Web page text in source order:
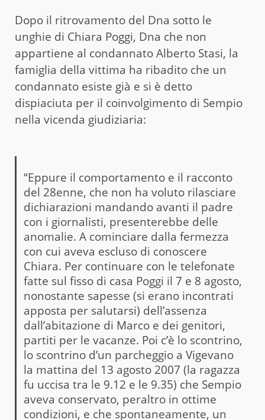
Dopo il ritrovamento del Dna sotto le
unghie di Chiara Poggi, Dna che non
appartiene al condannato Alberto Stasi, la
famiglia della vittima ha ribadito che un
condannato esiste già e si è detto
dispiaciuta per il coinvolgimento di Sempio
nella vicenda giudiziaria:
“Eppure il comportamento e il racconto
del 28enne, che non ha voluto rilasciare
dichiarazioni mandando avanti il padre
con i giornalisti, presenterebbe delle
anomalie. A cominciare dalla fermezza
con cui aveva escluso di conoscere
Chiara. Per continuare con le telefonate
fatte sul fisso di casa Poggi il 7 e 8 agosto,
nonostante sapesse (si erano incontrati
apposta per salutarsi) dell’assenza
dall’abitazione di Marco e dei genitori,
partiti per le vacanze. Poi c’è lo scontrino,
lo scontrino d’un parcheggio a Vigevano
la mattina del 13 agosto 2007 (la ragazza
fu uccisa tra le 9.12 e le 9.35) che Sempio
aveva conservato, peraltro in ottime
condizioni, e che spontaneamente, un